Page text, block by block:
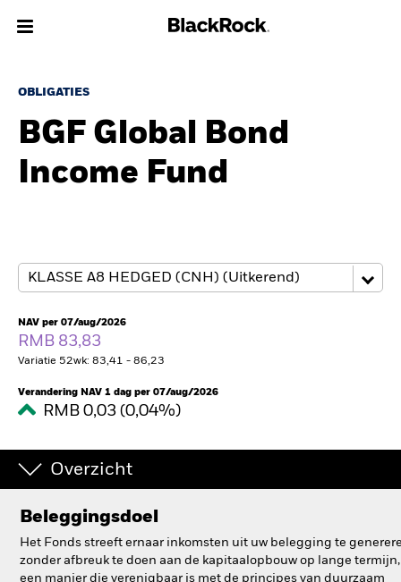
Over Ons
Producten
Thema's
Beleggingsinformatie
Particulieren
Nederland
iShares
Aladdin
Ons bedrijf
OBLIGATIES
BGF Global Bond
Income Fund
NAV per 07/aug/2026
RMB 83,83
Variatie 52wk: 83,41 - 86,23
Verandering NAV 1 dag per 07/aug/2026
RMB 0,03 (0,04%)
Overzicht
Beleggingsdoel
Het Fonds streeft ernaar inkomsten uit uw belegging te
zonder afbreuk te doen aan de kapitaalopbouw op lange
een manier die verenigbaar is met de principes van duurzaam